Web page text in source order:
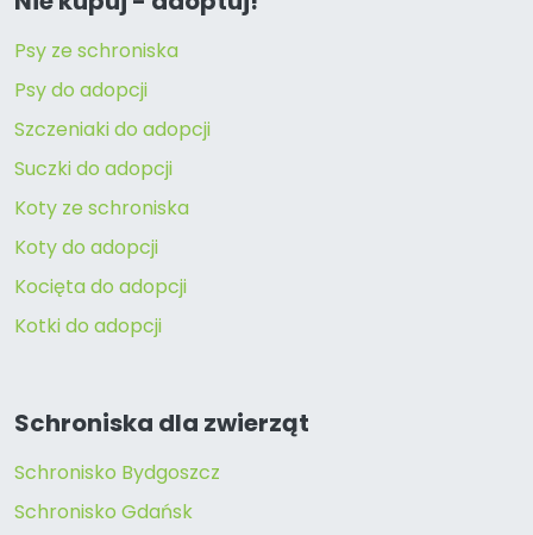
Psy ze schroniska
Psy do adopcji
Szczeniaki do adopcji
Suczki do adopcji
Koty ze schroniska
Koty do adopcji
Kocięta do adopcji
Kotki do adopcji
Schroniska dla zwierząt
Schronisko Bydgoszcz
Schronisko Gdańsk